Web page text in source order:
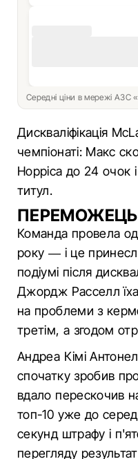
Середні ціни в мережі АЗС
Дискваліфікація
чемпіонаті: Макс
Норріса до 24 очок
титул.
ПЕРЕМОЖЕЦЬ:
Команда провела
року — і це
подіумі після
Джордж Расселл
на проблеми з
третім, а згодом
Андреа Кімі
спочатку зробив
вдало перескочив
топ-10 уже до
секунд штрафу і
перегляду